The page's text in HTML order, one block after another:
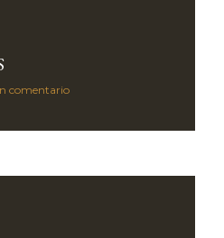
comentario